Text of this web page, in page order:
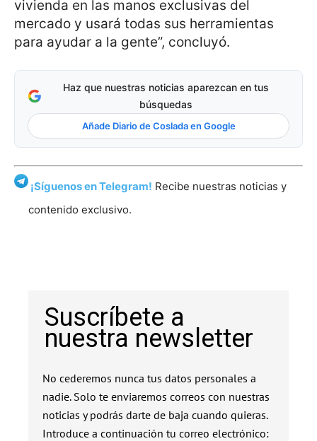
vivienda en las manos exclusivas del
mercado y usará todas sus herramientas
para ayudar a la gente”, concluyó.
Haz que nuestras noticias aparezcan en tus
búsquedas
Añade Diario de Coslada en Google
¡Síguenos en Telegram! Recibe nuestras noticias y
contenido exclusivo.
Suscríbete a
nuestra newsletter
No cederemos nunca tus datos personales a
nadie. Solo te enviaremos correos con nuestras
noticias y podrás darte de baja cuando quieras.
Introduce a continuación tu correo electrónico: